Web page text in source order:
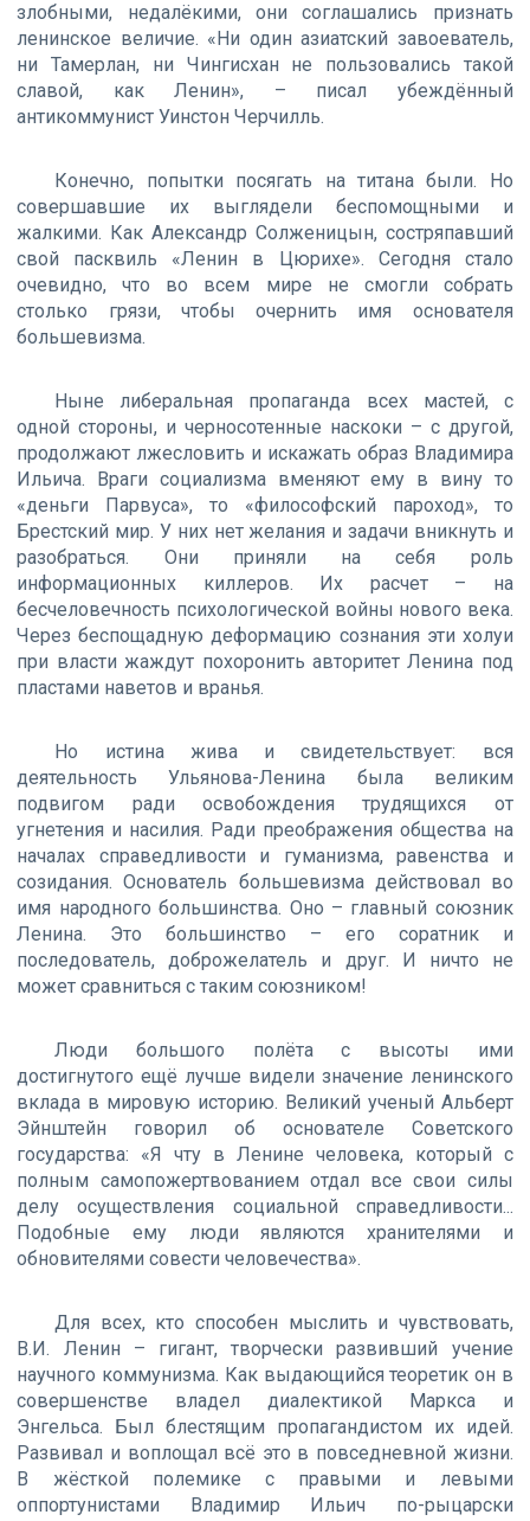
злобными, недалёкими, они соглашались признать
ленинское величие. «Ни один азиатский завоеватель,
ни Тамерлан, ни Чингисхан не пользовались такой
славой, как Ленин», – писал убеждённый
антикоммунист Уинстон Черчилль.
Конечно, попытки посягать на титана были. Но
совершавшие их выглядели беспомощными и
жалкими. Как Александр Солженицын, состряпавший
свой пасквиль «Ленин в Цюрихе». Сегодня стало
очевидно, что во всем мире не смогли собрать
столько грязи, чтобы очернить имя основателя
большевизма.
Ныне либеральная пропаганда всех мастей, с
одной стороны, и черносотенные наскоки – с другой,
продолжают лжесловить и искажать образ Владимира
Ильича. Враги социализма вменяют ему в вину то
«деньги Парвуса», то «философский пароход», то
Брестский мир. У них нет желания и задачи вникнуть и
разобраться. Они приняли на себя роль
информационных киллеров. Их расчет – на
бесчеловечность психологической войны нового века.
Через беспощадную деформацию сознания эти холуи
при власти жаждут похоронить авторитет Ленина под
пластами наветов и вранья.
Но истина жива и свидетельствует: вся
деятельность Ульянова-Ленина была великим
подвигом ради освобождения трудящихся от
угнетения и насилия. Ради преображения общества на
началах справедливости и гуманизма, равенства и
созидания. Основатель большевизма действовал во
имя народного большинства. Оно – главный союзник
Ленина. Это большинство – его соратник и
последователь, доброжелатель и друг. И ничто не
может сравниться с таким союзником!
Люди большого полёта с высоты ими
достигнутого ещё лучше видели значение ленинского
вклада в мировую историю. Великий ученый Альберт
Эйнштейн говорил об основателе Советского
государства: «Я чту в Ленине человека, который с
полным самопожертвованием отдал все свои силы
делу осуществления социальной справедливости...
Подобные ему люди являются хранителями и
обновителями совести человечества».
Для всех, кто способен мыслить и чувствовать,
В.И. Ленин – гигант, творчески развивший учение
научного коммунизма. Как выдающийся теоретик он в
совершенстве владел диалектикой Маркса и
Энгельса. Был блестящим пропагандистом их идей.
Развивал и воплощал всё это в повседневной жизни.
В жёсткой полемике с правыми и левыми
оппортунистами Владимир Ильич по-рыцарски